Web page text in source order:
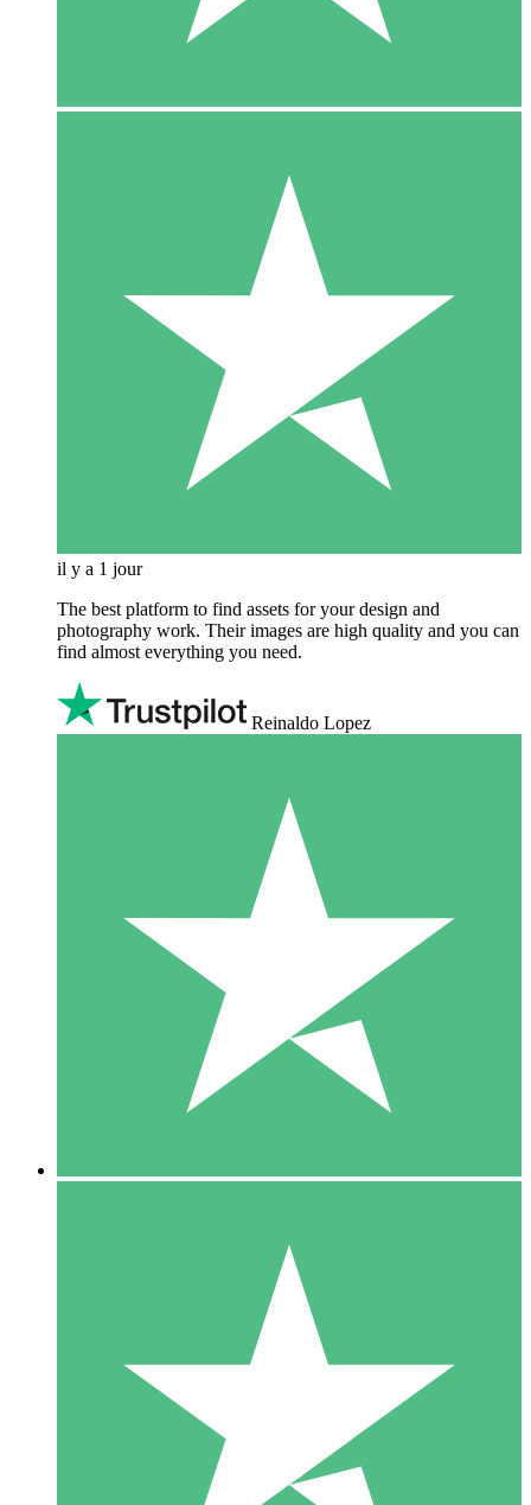
il y a 1 jour
The best platform to find assets for your design and
photography work. Their images are high quality and you can
find almost everything you need.
Reinaldo Lopez